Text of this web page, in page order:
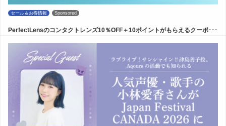
セール＆お得情報 Sponsored
PerfectLensのコンタクトレンズ10％OFF＋10ポイントがもらえるクーポ･･･